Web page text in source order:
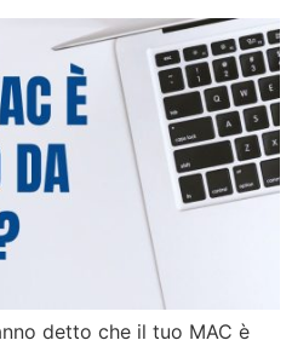
detto che il tuo MAC è